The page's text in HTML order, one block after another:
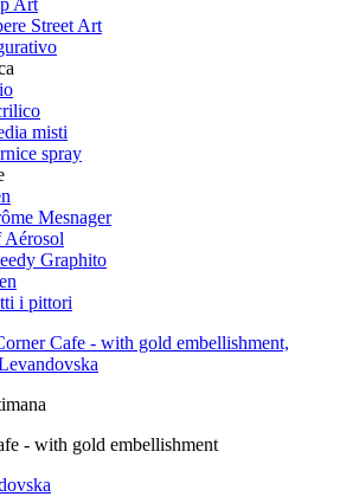
Street Art
misti
spray
Mesnager
Aérosol
Graphito
i pittori
- with gold embellishment